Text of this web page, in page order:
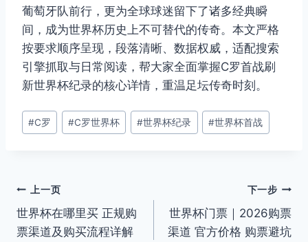
葡萄牙队前行，更为全球球迷留下了诸多经典瞬
间，成为世界杯历史上不可替代的传奇。本文严格
按要求顺序呈现，段落清晰、数据权威，适配搜索
引擎抓取与日常阅读，帮大家全面掌握C罗首战刷
新世界杯纪录的核心详情，重温足坛传奇时刻。
文
章
#C罗 #C罗世界杯 #世界杯纪录 #世界杯首战
文
章
上一页
世界杯在哪里买 正规购
票渠道及购买流程详解
下一步
世界杯门票｜2026购票
渠道 官方价格 购票避坑